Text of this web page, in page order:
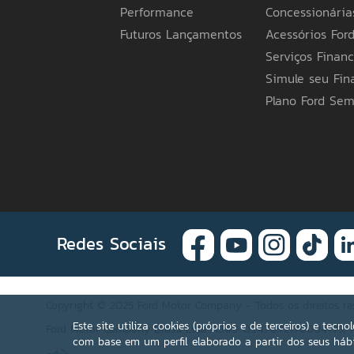
indicar outra base de faturamento),
com a Legislação Tributária Estadual do
de sua preferência para mais informações.
itens apresentados poderão não estar
especificações e preços de seus produtos
em obrigações ou responsabilidades de
Ford pelo telefone 0800 703 3673 ou a
Este site utiliza cookies (próprios e de terceiros) e
com base em um perfil elaborado a partir dos seus
Performance
Futuros Lançamentos
Acessórios Ford
Serviços
Simule seu
Plano Ford
Redes Sociais
Ford Motor Company Brasil Ltda.; CNPJ: 03.470.727/0004-